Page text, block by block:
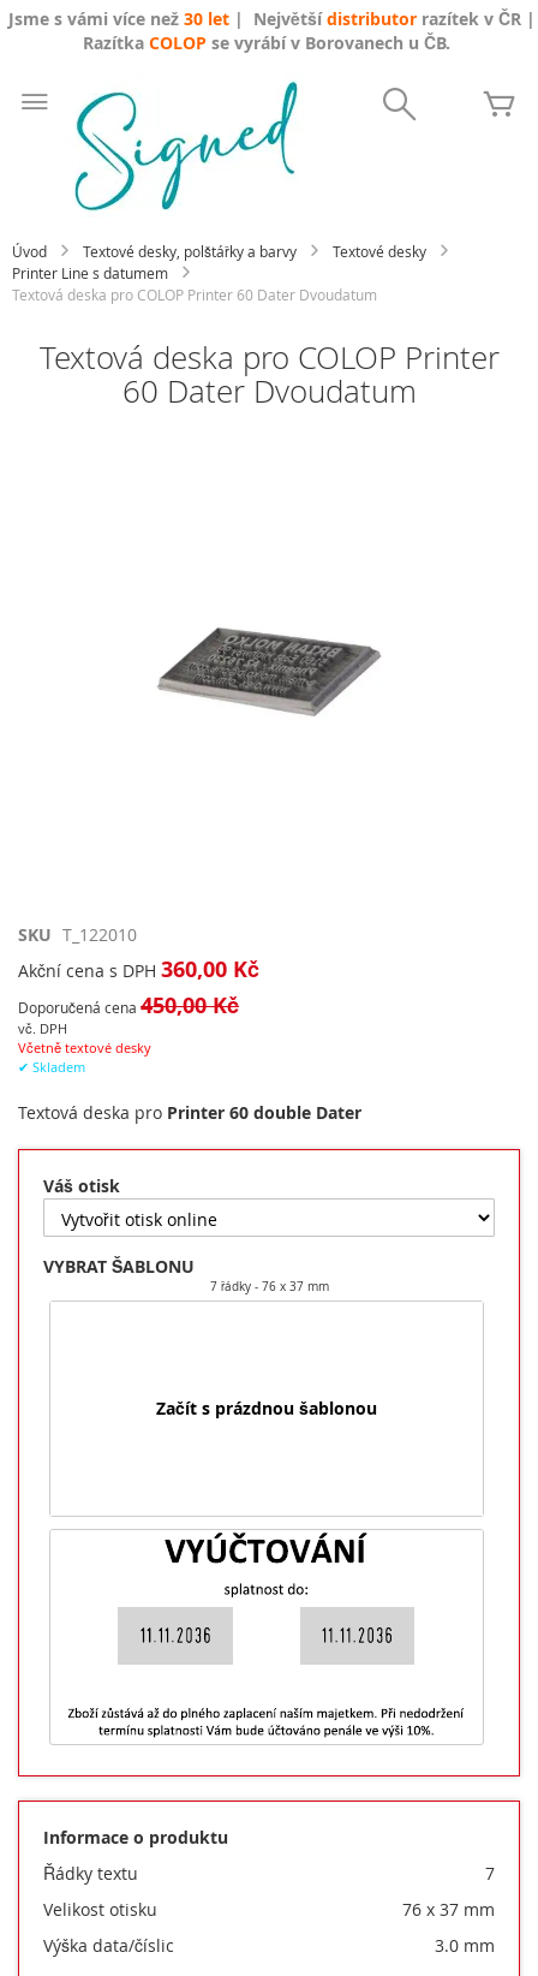
Jsme s vámi více než 30 let| Největšídistributorrazítek v ČR |
Razítka COLOP se vyrábí v Borovanech u ČB.
na
obsah
Úvod Textové desky, polštářky a barvy
Textové desky
Printer Line s datumem
Textová deska pro COLOP Printer 60 Dater Dvoudatum
Textová deska pro COLOP Printer
60 Dater Dvoudatum
Přeskočit
začátek
galerie
s
obrázky
SKU T_122010
Akční cena s DPH 360,00 Kč
Doporučená cena 450,00 Kč
vč. DPH
Včetně textové desky
✔ Skladem
Textová deska pro Printer 60 double Dater
Váš otisk
VYBRAT ŠABLONU
7 řádky 76 x 37 mm
Začít s prázdnou šablonou
Informace o produktu
Řádky textu
7
Velikost otisku
76 x 37 mm
Výška data/číslic
3.0 mm